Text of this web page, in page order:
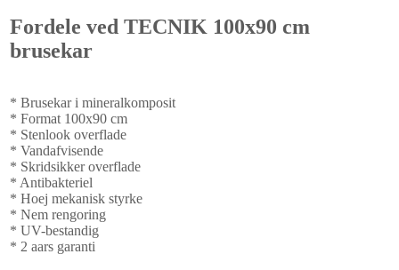
Fordele ved TECNIK 100x90 cm
brusekar
* Brusekar i mineralkomposit
* Format 100x90 cm
* Stenlook overflade
* Vandafvisende
* Skridsikker overflade
* Antibakteriel
* Hoej mekanisk styrke
* Nem rengoring
* UV-bestandig
* 2 aars garanti